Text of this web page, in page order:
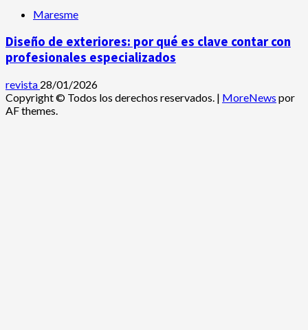
Maresme
Diseño de exteriores: por qué es clave contar con
profesionales especializados
revista 28/01/2026
Copyright © Todos los derechos reservados. | MoreNews por
AF themes.